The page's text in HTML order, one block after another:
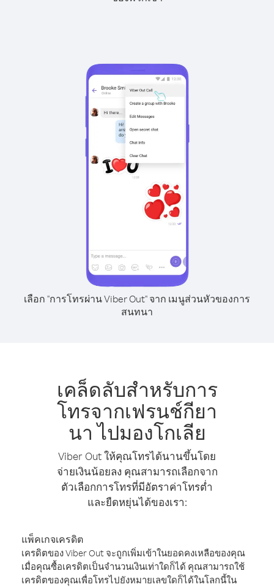
เลือก "การโทรผ่าน Viber Out" จาก เมนูส่วนหัวของการ
สนทนา
เคล็ดลับสำหรับการ
โทรจากเฟรนช์กียา
นา ไปมองโกเลีย
Viber Out ให้คุณโทรได้นานขึ้นโดย
จ่ายเงินน้อยลง คุณสามารถเลือกจาก
ตัวเลือกการโทรที่มีอัตราค่าโทรต่ำ
และยืดหยุ่นได้ของเรา:
แพ็คเกจเครดิต
เครดิตของ Viber Out จะถูกเพิ่มเข้าในยอดคงเหลือของคุณ
เมื่อคุณซื้อเครดิตเป็นจำนวนเงินเท่าใดก็ได้ คุณสามารถใช้
เครดิตของคุณเพื่อโทรไปยังหมายเลขใดก็ได้ในโลกนี้ใน